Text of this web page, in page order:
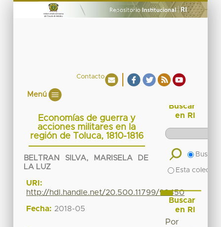
Contacto
Menú
Economías de guerra y
acciones militares en la
región de Toluca, 1810-1816
BELTRAN SILVA, MARISELA DE
LA LUZ
URI:
http://hdl.handle.net/20.500.11799/99450
Fecha: 2018-05
Buscar
en RI
Buscar
Esta
Buscar
en RI
Por